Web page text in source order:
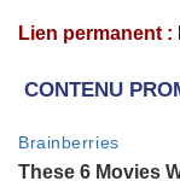
Lien permanent :